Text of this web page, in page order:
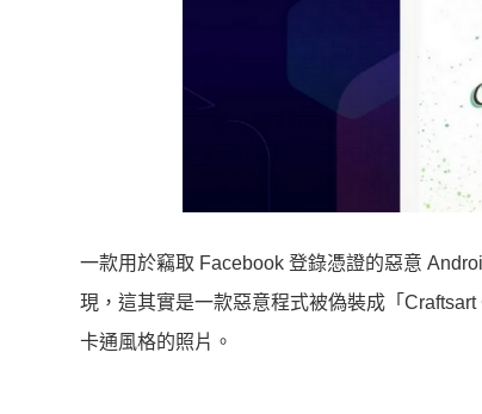
一款用於竊取 Facebook 登錄憑證的惡意
現，這其實是一款惡意程式被偽裝成「
卡通風格的照片。